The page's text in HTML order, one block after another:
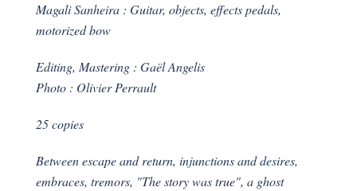
Magali Sanheira : Guitar, objects, effects pedals,
motorized bow
Editing, Mastering : Gaël Angelis
Photo : Olivier Perrault
25 copies
Between escape and return, injunctions and desires,
embraces, tremors, "The story was true", a ghost